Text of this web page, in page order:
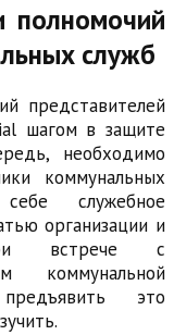
полномочий
служб
представителей
шагом в защите
необходимо
коммунальных
служебное
организации и
встрече с
коммунальной
это